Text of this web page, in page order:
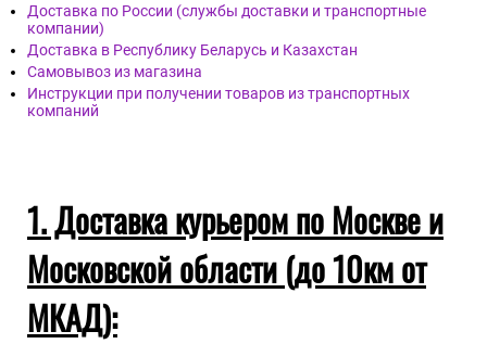
Доставка по России (службы доставки и транспортные
компании)
Доставка в Республику Беларусь и Казахстан
Самовывоз из магазина
Инструкции при получении товаров из транспортных
компаний
1. Доставка курьером по Москве и
Московской области (до 10км от
МКАД):